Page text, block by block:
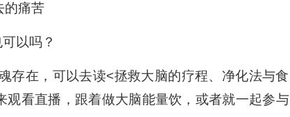
的痛苦
以吗？
存在，可以去读<拯救大脑的疗程、净化法与食
看直播，跟着做大脑能量饮，或者就一起参与